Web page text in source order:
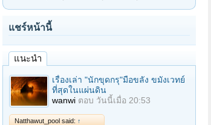
แชร์หน้านี้
แนะนำ
เรื่องเล่า "นักขุดกรุ"มือขลัง ขมังเวทย์
ที่สุดในแผ่นดิน
wanwi ตอบ วันนี้เมื่อ 20:53
Natthawut_pool said: ↑